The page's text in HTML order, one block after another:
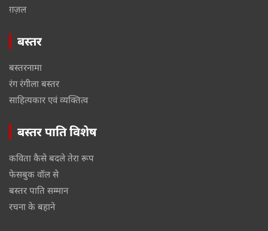
ग़ज़ल
बस्तर
बस्तरनामा
रंग रंगीला बस्तर
साहित्यकार एवं व्यक्तित्व
बस्तर पाति विशेष
कविता कैसे बदले तेरा रूप
फेसबुक वॉल से
बस्तर पाति सम्मान
रचना के बहाने